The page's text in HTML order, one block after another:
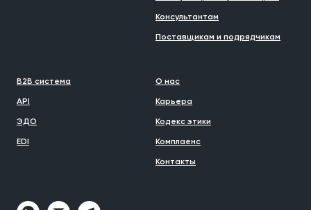
Консультантам
Поставщикам и подрядчикам
B2B система
API
ЭДО
EDI
О нас
Карьера
Кодекс этики
Комплаенс
Контакты